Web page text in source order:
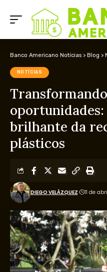
Banco Americano Notícias > Blog >
NOTÍCIAS
brilhante da
plásticos
DIEGO VELÁZQUEZ 11 de